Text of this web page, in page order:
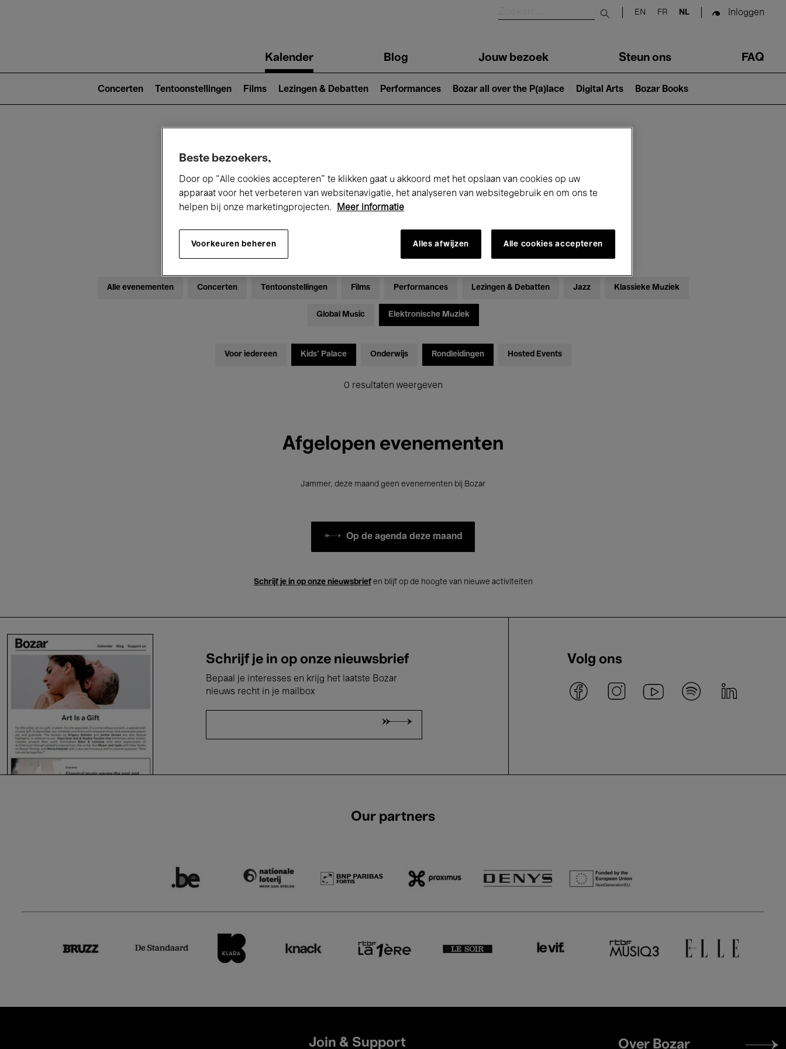
Submit search
EN FR NL Inloggen
navigationKalender Blog Jouw bezoek Steun ons FAQ
2)
Concerten Tentoonstellingen Films Lezingen & Debatten Performances Bozar all over the P(a)lace Digital Arts Bozar Books
Alle evenementen Concerten Tentoonstellingen Films Performances Lezingen & Debatten Jazz Klassieke Muziek
Global Music Elektronische Muziek
Voor iedereen Kids’ Palace Onderwijs Rondleidingen Hosted Events
0 resultaten weergeven
Afgelopen evenementen
Jammer, deze maand geen evenementen bij Bozar
Op de agenda deze maand
Schrijf je in op onze nieuwsbriefen blijf op de hoogte van nieuwe activiteiten
Schrijf je in op onze nieuwsbrief
Bepaal je interesses en krijg het laatste Bozar
nieuws recht in je mailbox
Volg ons
Our partners
Join & Support
Footer
Over Bozar
Beste bezoekers,
Door op “Alle cookies accepteren” te klikken gaat u akkoord met het opslaan van cookies op uw
apparaat voor het verbeteren van websitenavigatie, het analyseren van websitegebruik en om ons te
helpen bij onze marketingprojecten.
Meer informatie
Voorkeuren beheren Alles afwijzen Alle cookies accepteren